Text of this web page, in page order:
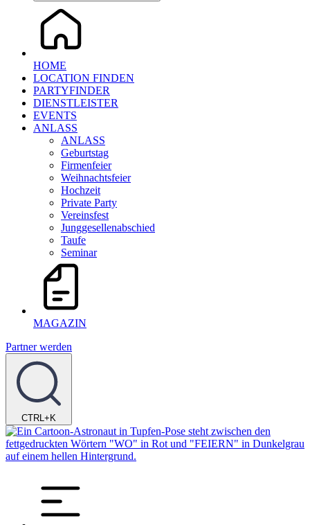
HOME
LOCATION FINDEN
PARTYFINDER
DIENSTLEISTER
EVENTS
ANLASS
ANLASS
Geburtstag
Firmenfeier
Weihnachtsfeier
Hochzeit
Private Party
Vereinsfest
Junggesellenabschied
Taufe
Seminar
MAGAZIN
Partner werden
CTRL+K